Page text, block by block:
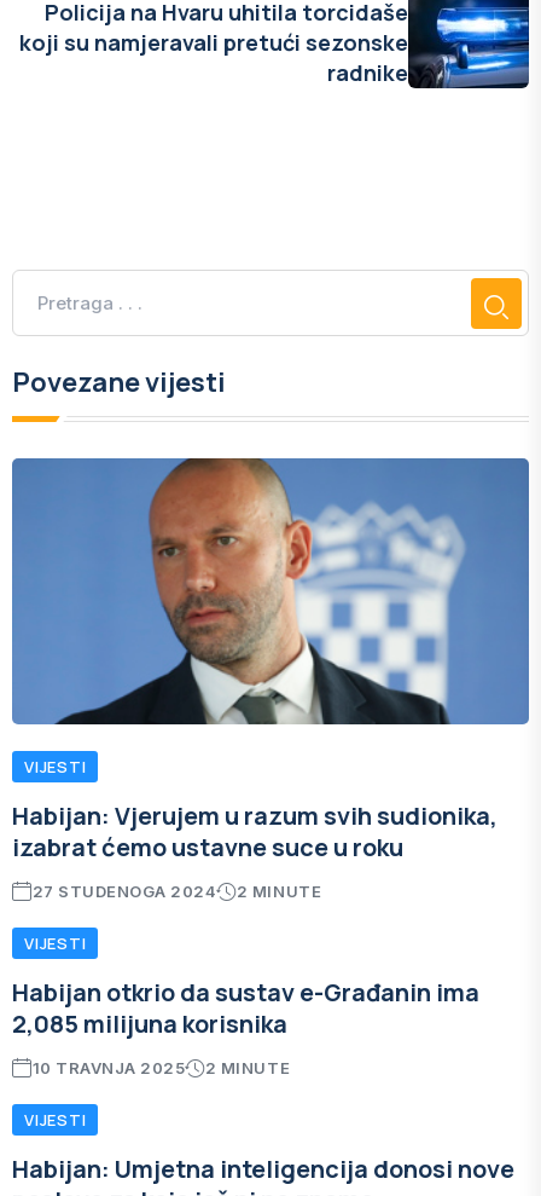
Policija na Hvaru uhitila torcidaše
koji su namjeravali pretući sezonske
radnike
Povezane vijesti
VIJESTI
Habijan: Vjerujem u razum svih sudionika,
izabrat ćemo ustavne suce u roku
27 STUDENOGA 2024 2 MINUTE
VIJESTI
Habijan otkrio da sustav e-Građanin ima
2,085 milijuna korisnika
10 TRAVNJA 2025 2 MINUTE
VIJESTI
Habijan: Umjetna inteligencija donosi nove